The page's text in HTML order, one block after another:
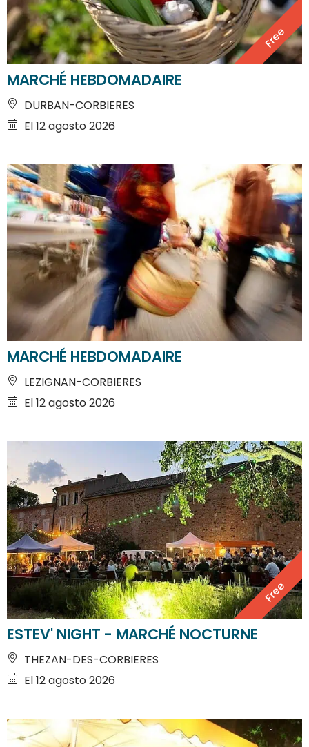
Free
MARCHÉ HEBDOMADAIRE
DURBAN-CORBIERES
El 12 agosto 2026
MARCHÉ HEBDOMADAIRE
LEZIGNAN-CORBIERES
El 12 agosto 2026
Free
ESTEV' NIGHT - MARCHÉ NOCTURNE
THEZAN-DES-CORBIERES
El 12 agosto 2026